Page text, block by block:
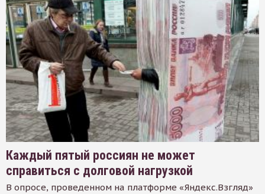
Каждый пятый россиян не может
справиться с долговой нагрузкой
В опросе, проведенном на платформе «Яндекс.Взгляд»